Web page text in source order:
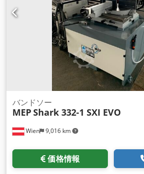
Wien 9,016 km
バンドソー
MEPShark 332-1 SXI EVO
価格情報